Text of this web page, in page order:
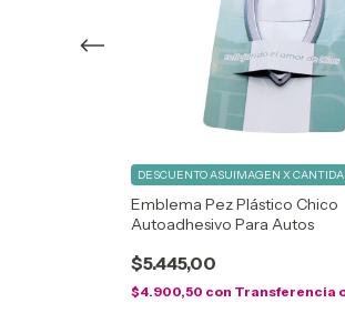
Emblema Pez Plástico Chico
Autoadhesivo Para Autos
$5.445,00
DESCUENTO ASUIMAGEN X
$4.900,50 con Transferencia